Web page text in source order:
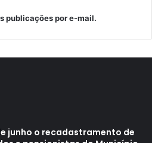
publicações por e-mail.
junho o recadastramento de